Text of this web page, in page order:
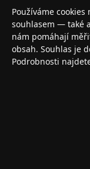
Váš specializovaný
elektronikou.
INFORMACE
Doprava a doručení
Používáme
souhlasem — také
nám pomáhají
obsah. Souhlas je
Podrobnosti